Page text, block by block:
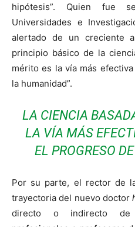
hipótesis”. Quien fue
Universidades e
alertado de un creciente
principio básico de la
mérito es la vía más
la humanidad”.
LA CIENCIA
LA VÍA MÁS
EL PROGRESO
Por su parte, el rector de
trayectoria del nuevo doctor
directo o indirecto de